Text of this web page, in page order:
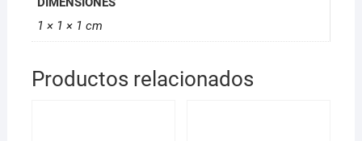
1 × 1 × 1 cm
Productos relacionados